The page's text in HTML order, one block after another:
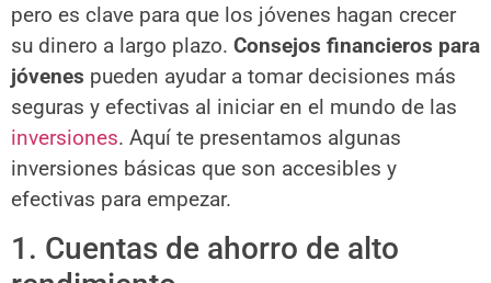
pero es clave para que los jóvenes hagan crecer
su dinero a largo plazo. Consejos financieros para
jóvenes pueden ayudar a tomar decisiones más
seguras y efectivas al iniciar en el mundo de las
inversiones. Aquí te presentamos algunas
inversiones básicas que son accesibles y
efectivas para empezar.
1. Cuentas de ahorro de alto